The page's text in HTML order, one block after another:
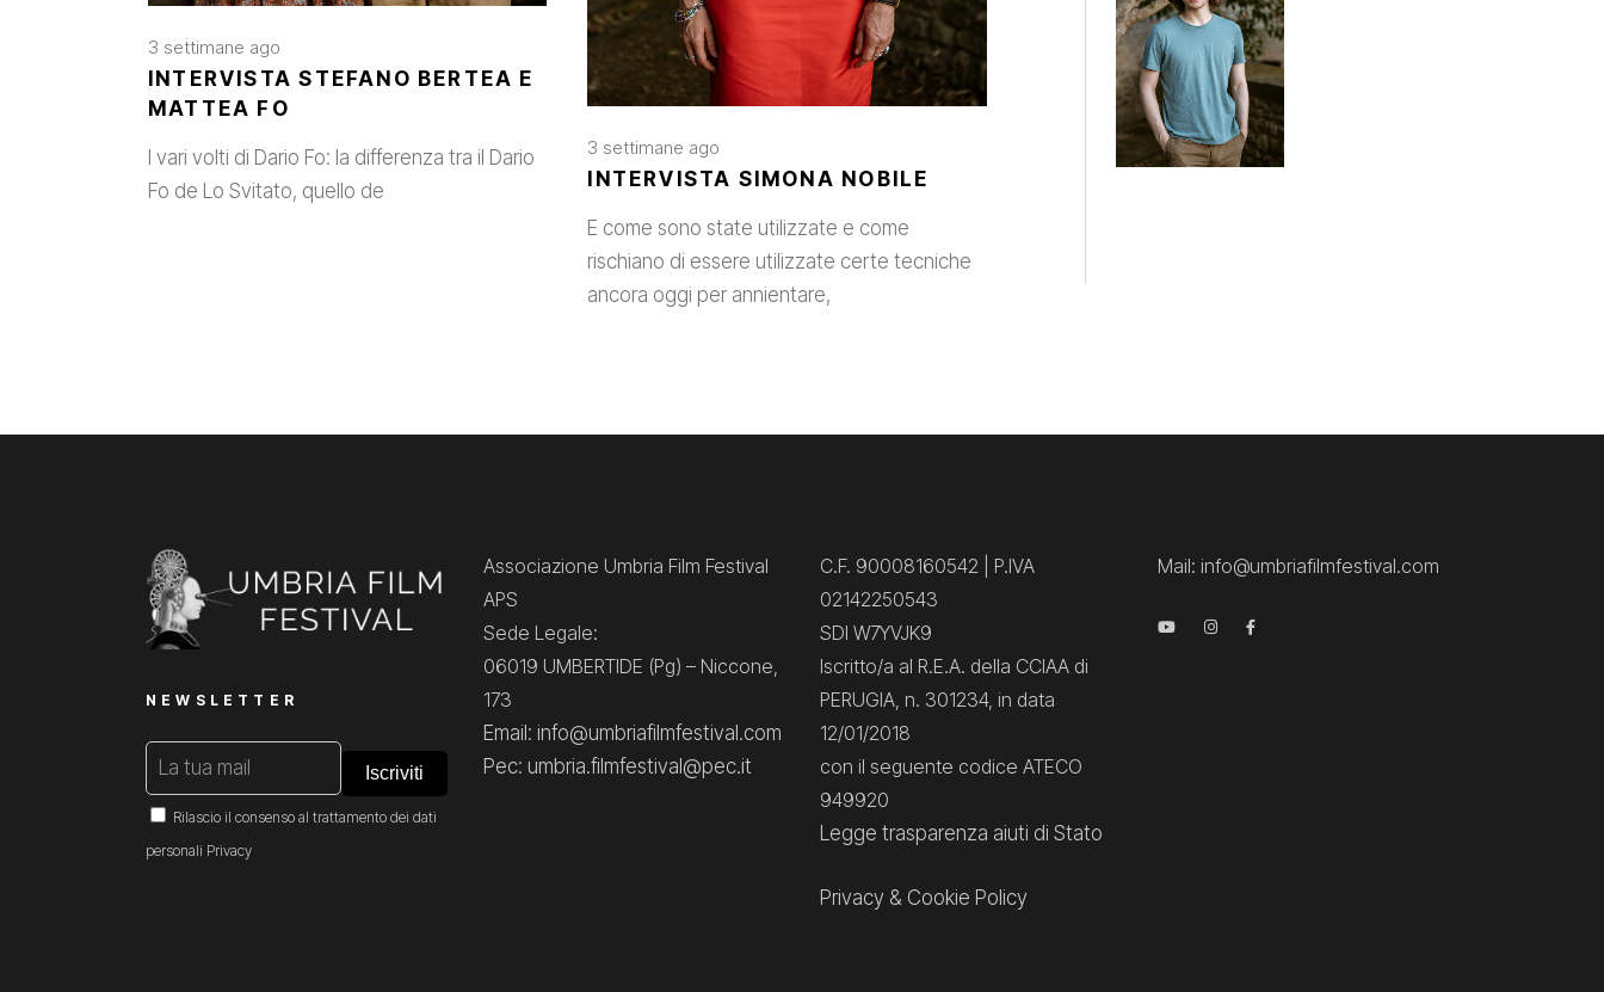
3 settimane ago
INTERVISTA STEFANO BERTEA E
MATTEA FO
I vari volti di Dario Fo: la differenza tra il Dario
Fo de Lo Svitato, quello de
3 settimane ago
INTERVISTA SIMONA NOBILE
E come sono state utilizzate e come
rischiano di essere utilizzate certe tecniche
ancora oggi per annientare,
NEWSLETTER
Rilascio il consenso al trattamento dei dati
personali Privacy
Associazione Umbria Film Festival
APS
Sede Legale:
06019 UMBERTIDE (Pg) – Niccone,
173
Email: info@umbriafilmfestival.com
Pec: umbria.filmfestival@pec.it
C.F. 90008160542 | P.IVA
02142250543
SDI W7YVJK9
Iscritto/a al R.E.A. della CCIAA di
PERUGIA, n. 301234, in data
12/01/2018
con il seguente codice ATECO
949920
Legge trasparenza aiuti di Stato
Privacy & Cookie Policy
Mail: info@umbriafilmfestival.com